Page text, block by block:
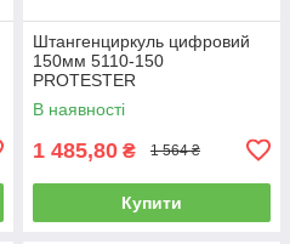
Штангенциркуль цифровий
150мм 5110-150
PROTESTER
В наявності
1 485,80 ₴ 1 564 ₴
Купити